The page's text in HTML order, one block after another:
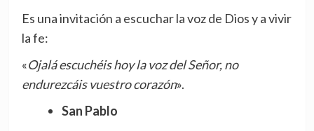
Es una invitación a escuchar la voz de Dios y a vivir
la fe:
«Ojalá escuchéis hoy la voz del Señor, no
endurezcáis vuestro corazón».
San Pablo